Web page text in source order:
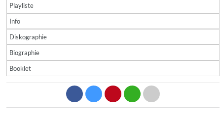
Playliste
Info
Diskographie
Biographie
Booklet